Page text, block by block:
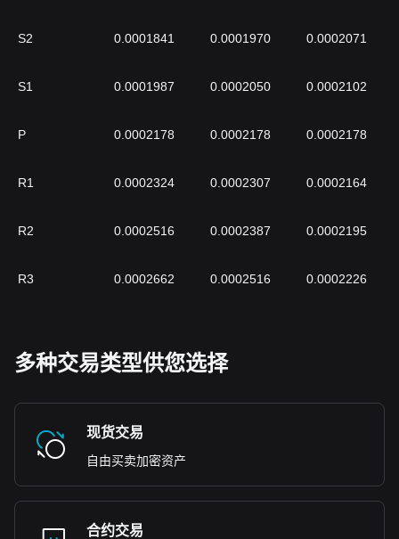
S2 0.0001841 0.0001970 0.0002071
S1 0.0001987 0.0002050 0.0002102
P 0.0002178 0.0002178 0.0002178
R1 0.0002324 0.0002307 0.0002164
R2 0.0002516 0.0002387 0.0002195
R3 0.0002662 0.0002516 0.0002226
多种交易类型供您选择
现货交易
自由买卖加密资产
合约交易